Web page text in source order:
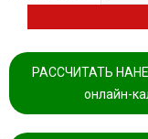
РАССЧИТАТЬ
онлайн-